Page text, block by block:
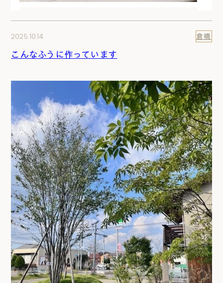
2025.10.14 倉橋
こんなふうに作っています